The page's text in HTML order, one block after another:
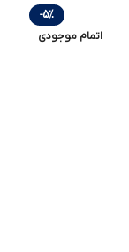
-5%
اتمام موجودی